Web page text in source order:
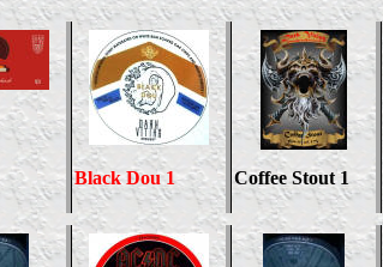
Black Dou 1 Coffee Stout 1